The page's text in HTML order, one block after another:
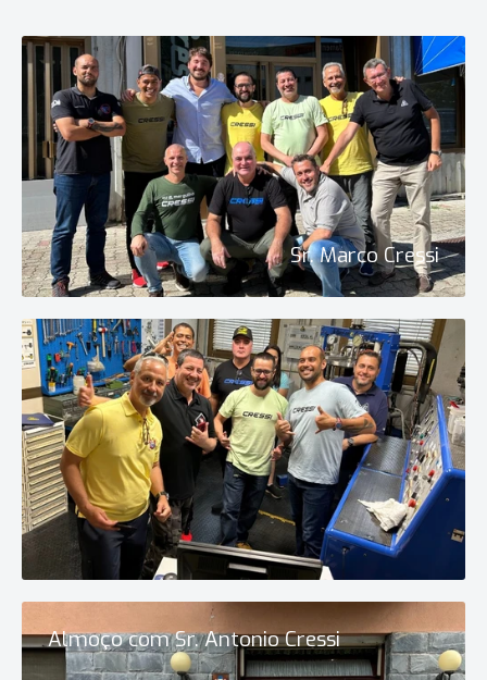
Sr. Marco Cressi
Almoço com Sr. Antonio Cressi